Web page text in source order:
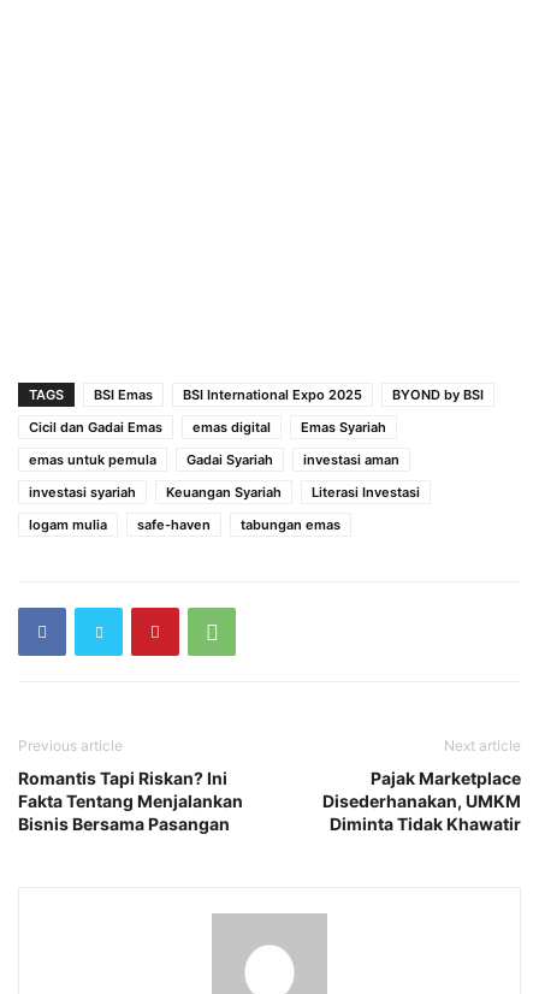
TAGS BSI Emas BSI International Expo 2025
BYOND by BSI
Cicil dan Gadai Emas
emas digital
Emas Syariah
emas untuk pemula
Gadai Syariah
investasi aman
investasi syariah
Keuangan Syariah
Literasi Investasi
logam mulia
safe-haven tabungan emas
Previous article
Romantis Tapi Riskan? Ini
Fakta Tentang Menjalankan
Bisnis Bersama Pasangan
Next article
Pajak Marketplace
Disederhanakan, UMKM
Diminta Tidak Khawatir